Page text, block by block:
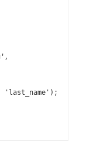
'last_name') ;